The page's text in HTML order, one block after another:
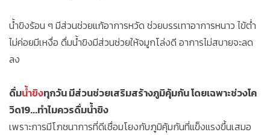
น้ำขิงร้อน ๆ มีส่วนช่วยแก้อาการหวัด ช่วยบรรเทาอาการหนาว ไข้ต่ำ
ไม่ค่อยมีเหงื่อ ดื่มน้ำขิงมีส่วนช่วยให้จมูกโล่งดี อาการไม่สบายจะลด
ลง
ดื่มน้ำขิงทุกวัน มีส่วนช่วยเสริมสร้างภูมิคุ้มกัน โดยเฉพาะช่วงโค
วิด19...ทำไมควรดื่มน้ำขิง
เพราะการมีโภชนาการที่ดีเชื่อมโยงกับภูมิคุ้มกันที่แข็งแรงขึ้นเสมอ